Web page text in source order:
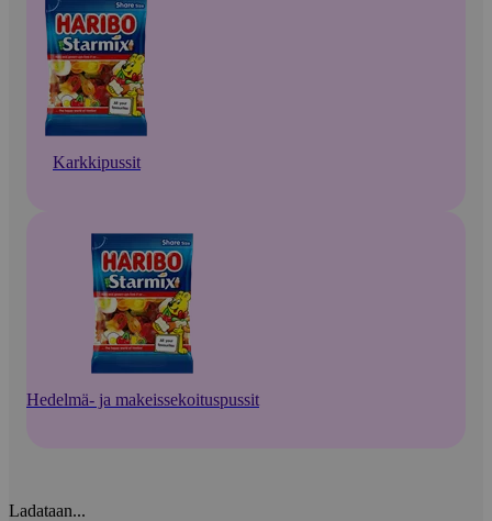
Karkkipussit
Hedelmä- ja makeissekoituspussit
Ladataan...